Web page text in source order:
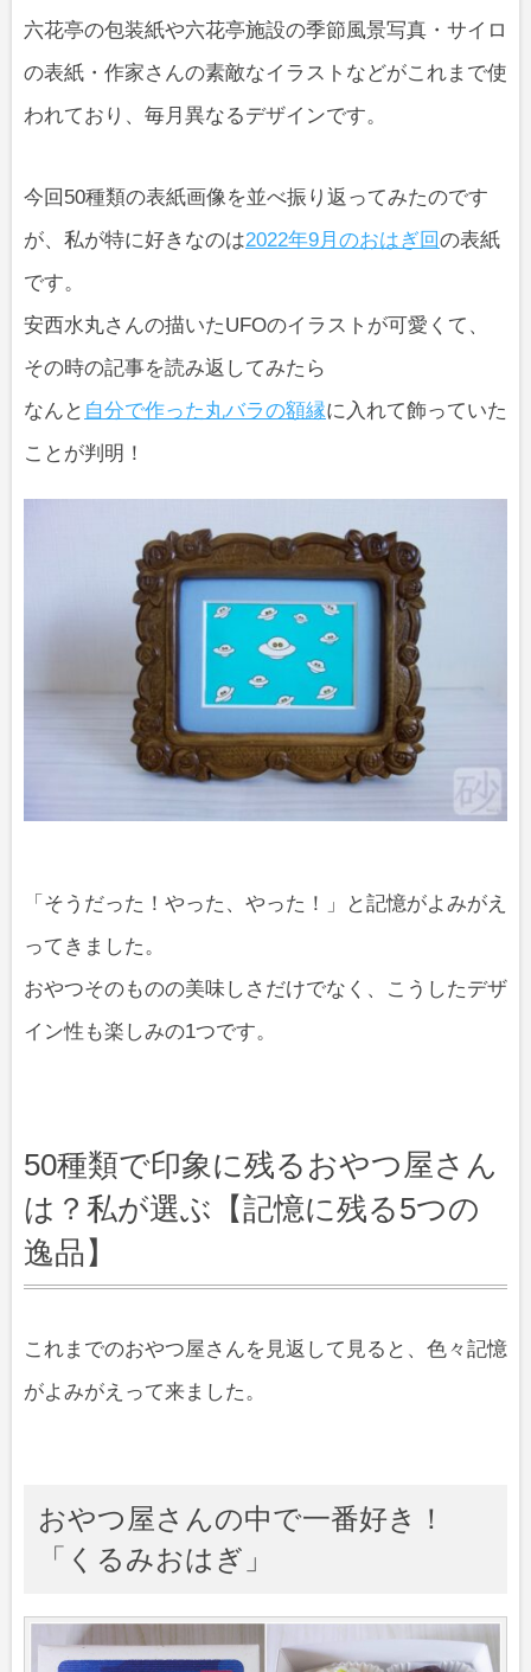
六花亭の包装紙や六花亭施設の季節風景写真・サイロ
の表紙・作家さんの素敵なイラストなどがこれまで使
われており、毎月異なるデザインです。
今回50種類の表紙画像を並べ振り返ってみたのです
が、私が特に好きなのは2022年9月のおはぎ回の表紙
です。
安西水丸さんの描いたUFOのイラストが可愛くて、
その時の記事を読み返してみたら
なんと 自分で作った丸バラの額縁に入れて飾っていた
ことが判明！
「そうだった！やった、やった！」と記憶がよみがえ
ってきました。
おやつそのものの美味しさだけでなく、こうしたデザ
イン性も楽しみの1つです。
50種類で印象に残るおやつ屋さん
は？私が選ぶ【記憶に残る5つの
逸品】
これまでのおやつ屋さんを見返して見ると、色々記憶
がよみがえって来ました。
おやつ屋さんの中で一番好き！
「くるみおはぎ」